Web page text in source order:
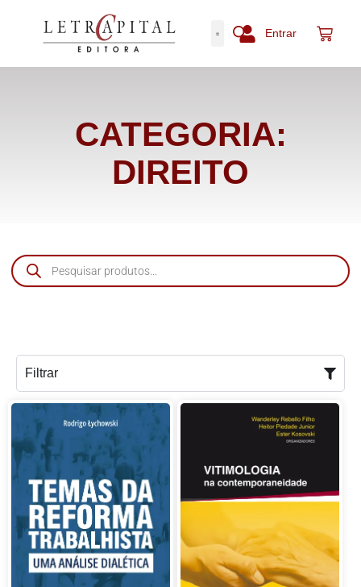
Entrar
CATEGORIA:
DIREITO
Filtrar